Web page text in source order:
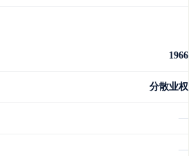
1966
分散业权
—
—